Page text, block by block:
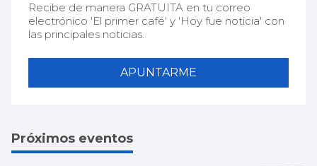
Recibe de manera GRATUITA en tu correo
electrónico 'El primer café' y 'Hoy fue noticia' con
las principales noticias.
APUNTARME
Próximos eventos